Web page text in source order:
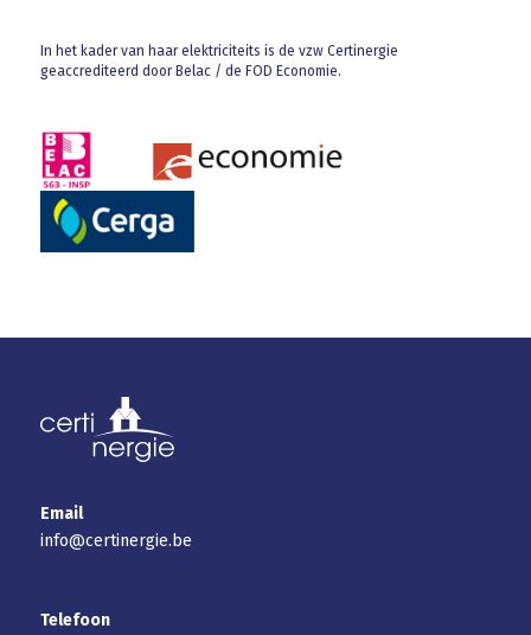
In het kader van haar elektriciteits is de vzw Certinergie
geaccrediteerd door Belac / de FOD Economie.
Email
info@certinergie.be
Telefoon